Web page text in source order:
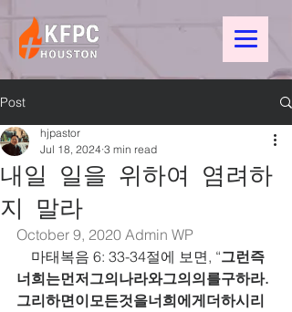
Post
내일 일을 위하여 염려하
지 말라
hjpastor
Jul 18, 2024 3 min read
October 9, 2020 Admin WP
마태복음 6: 33-34절에 보면, “그런즉
너희는먼저그의나라와그의의를구하라.
그리하면이모든것을너희에게더하시리